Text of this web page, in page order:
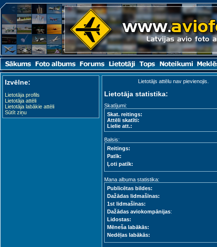
Izvēlne:
Lietotāja profils
Lietotāja attēli
Lietotāja labākie attēli
Sūtīt ziņu
Lietotājs attēlu nav pievienojis.
Lietotāja statistika:
Skatījumi:
Skat. reitings:
Attēli skatīti:
Lielie att.:
Balsis:
Reitings:
Patīk:
Ļoti patīk:
Mana albuma statistika:
Publicētas bildes:
Dažādas lidmašīnas:
1st lidmašīnas:
Dažādas aviokompānijas:
Lidostas:
Mēneša labākās:
Nedēļas labākās: